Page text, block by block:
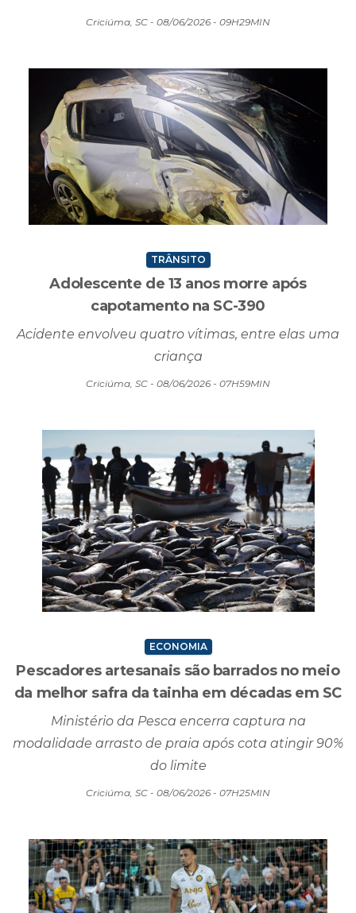
TRÂNSITO
capotamento na SC-390
Acidente envolveu quatro vítimas, entre elas uma
criança
Criciúma, SC - 08/06/2026 - 07H59MIN
ECONOMIA
da melhor safra da tainha em décadas em SC
Ministério da Pesca encerra captura na
modalidade arrasto de praia após cota atingir 90%
do limite
Criciúma, SC - 08/06/2026 - 07H25MIN